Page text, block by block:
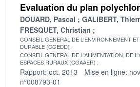
Evaluation du plan
DOUARD, Pascal
GALIBERT,
FRESQUET, Christian
CONSEIL GENERAL DE L'ENVIRONNEMENT
DURABLE (CGEDD)
CONSEIL GENERAL DE L'ALIMENTATION, DE
ESPACES RURAUX (CGAAER)
Rapport: oct. 2013 Mise en ligne:
n°008793-01